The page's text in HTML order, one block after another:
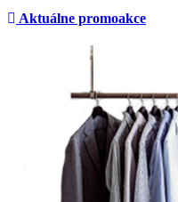
Aktuálne promoakce